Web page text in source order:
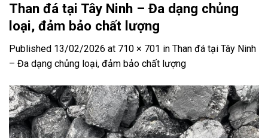
Than đá tại Tây Ninh – Đa dạng chủng
loại, đảm bảo chất lượng
Published 13/02/2026 at 710 × 701 in Than đá tại Tây Ninh
– Đa dạng chủng loại, đảm bảo chất lượng